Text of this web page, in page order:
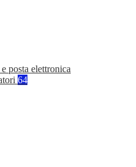
posta elettronica
64